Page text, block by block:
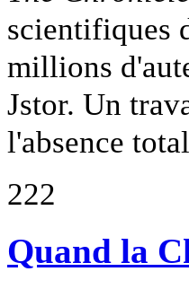
scientifiques
millions
Jstor. Un
l'absence
222
Quand la